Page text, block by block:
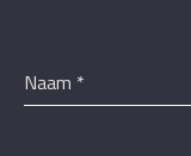
Naam *